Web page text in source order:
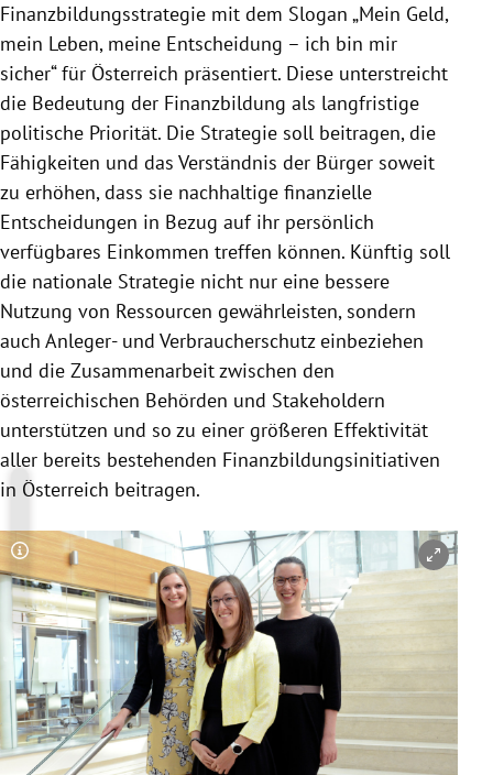
Finanzbildungsstrategie mit dem Slogan „Mein Geld,
mein Leben, meine Entscheidung – ich bin mir
sicher“ für Österreich präsentiert. Diese unterstreicht
die Bedeutung der Finanzbildung als langfristige
politische Priorität. Die Strategie soll beitragen, die
Fähigkeiten und das Verständnis der Bürger soweit
zu erhöhen, dass sie nachhaltige finanzielle
Entscheidungen in Bezug auf ihr persönlich
verfügbares Einkommen treffen können. Künftig soll
die nationale Strategie nicht nur eine bessere
Nutzung von Ressourcen gewährleisten, sondern
auch Anleger- und Verbraucherschutz einbeziehen
und die Zusammenarbeit zwischen den
österreichischen Behörden und Stakeholdern
unterstützen und so zu einer größeren Effektivität
aller bereits bestehenden Finanzbildungsinitiativen
in Österreich beitragen.
Copyright-Hinweis öffnen/schließen